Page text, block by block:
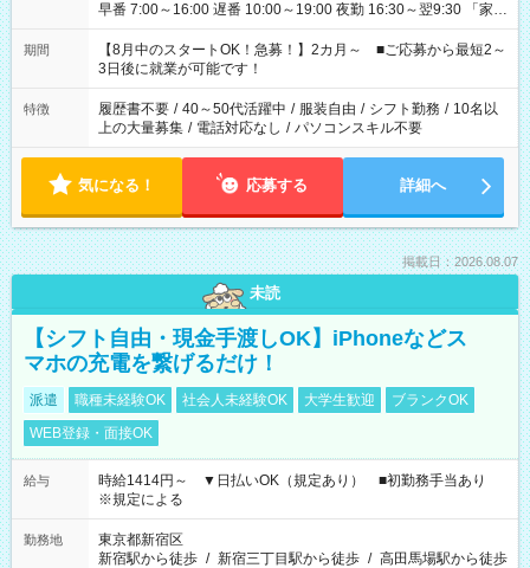
早番 7:00～16:00 遅番 10:00～19:00 夜勤 16:30～翌9:30 「家族
と休みを合わせたい」 「余裕を持って夕飯の準備がしたい」
「できれば残業はしたくない」 など、ご希望を教えてください
ね。 ※Wワーク希望の方へ 今ご覧のお仕事で希望する勤務時間
と、もう1つのお仕事の勤務時間。 合計で週40時間を超える場
合は応募できません。
期間
【8月中のスタートOK！急募！】2カ月～ ■ご応募から最短2～
3日後に就業が可能です！
特徴 履歴書不要 / 40～50代活躍中 / 服装自由 / シフト勤務 / 10名以
上の大量募集 / 電話対応なし / パソコンスキル不要
気になる！ 応募する 詳細へ
掲載日：2026.08.07
未読
【シフト自由・現金手渡しOK】iPhoneなどス
マホの充電を繋げるだけ！
派遣 職種未経験OK 社会人未経験OK 大学生歓迎
ブランクOK
WEB登録・面接OK
給与
時給1414円～ ▼日払いOK（規定あり） ■初勤務手当あり
※規定による
勤務地
東京都新宿区
新宿駅から徒歩 / 新宿三丁目駅から徒歩 / 高田馬場駅から徒歩